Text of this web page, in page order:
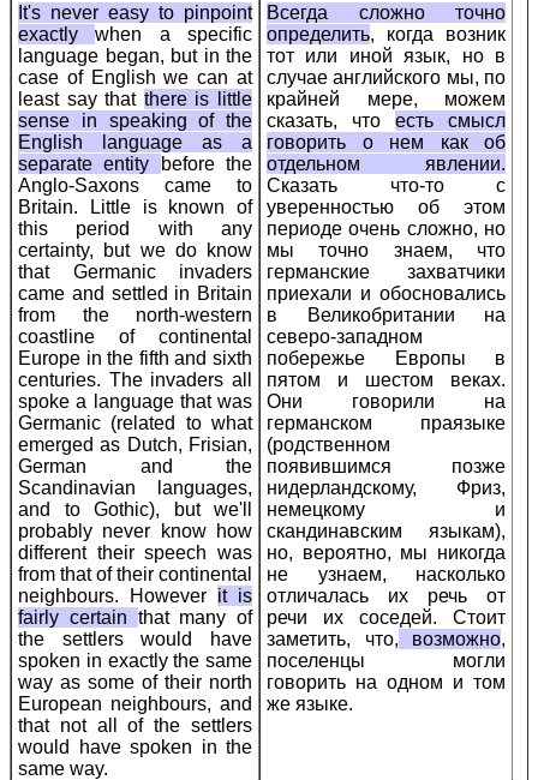
It's never easy to pinpoint
exactlywhen a specific
language began, but in the
case of English we can at
least say that there is little
sense in speaking of the
English language as a
separate entity
before the
Anglo-Saxons came to
Britain. Little is known of
this period with any
certainty, but we do know
that Germanic invaders
came and settled in Britain
from the north-western
coastline of continental
Europe in the fifth and sixth
centuries. The invaders all
spoke a language that was
Germanic (related to what
emerged as Dutch, Frisian,
German and the
Scandinavian languages,
and to Gothic), but we'll
probably never know how
different their speech was
from that of their continental
neighbours. However it is
fairly certain that many of
the settlers would have
spoken in exactly the same
way as some of their north
European neighbours, and
that not all of the settlers
would have spoken in the
same way.
Всегда сложно точно
определить, когда возник
тот или иной язык, но в
случае английского мы, по
крайней мере, можем
сказать, что есть смысл
говорить о нем как об
отдельном явлении.
Сказать что-то с
уверенностью об этом
периоде очень сложно, но
мы точно знаем, что
германские захватчики
приехали и обосновались
в Великобритании на
северо-западном
побережье Европы в
пятом и шестом веках.
Они говорили на
германском праязыке
(родственном
появившимся позже
нидерландскому, Фриз,
немецкому и
скандинавским языкам),
но, вероятно, мы никогда
не узнаем, насколько
отличалась их речь от
речи их соседей. Стоит
заметить, что, возможно,
поселенцы могли
говорить на одном и том
же языке.